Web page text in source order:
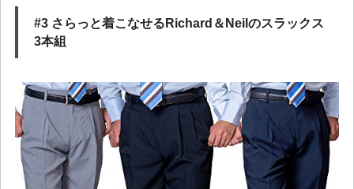
#3 さらっと着こなせるRichard＆Neilのスラックス
3本組